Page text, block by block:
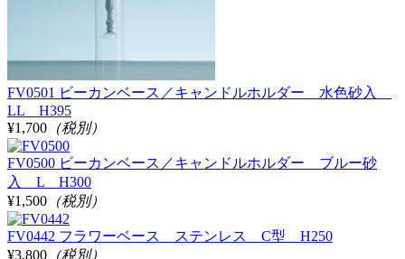
FV0501 ビーカンベース／キャンドルホルダー 水色砂入
LL H395
¥1,700 （税別）
FV0500 ビーカンベース／キャンドルホルダー ブルー砂
入 L H300
¥1,500 （税別）
FV0442 フラワーベース ステンレス C型 H250
¥3,800 （税別）